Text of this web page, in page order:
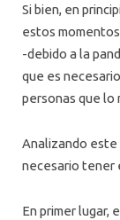
Si bien, en
estos
-debido a la
que es
personas que lo
Analizando este
necesario tener
En primer lugar,